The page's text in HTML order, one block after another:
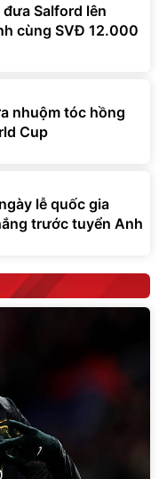
Salford lên
cùng SVĐ 12.000
nhuộm tóc hồng
Cup
lễ quốc gia
trước tuyển Anh